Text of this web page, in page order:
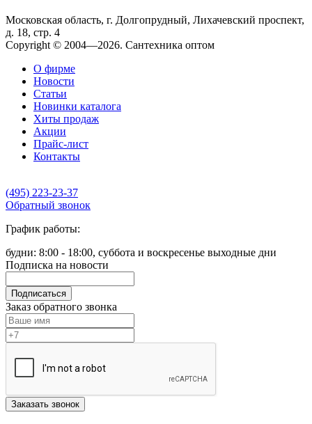
Московская область, г. Долгопрудный, Лихачевский проспект,
д. 18, стр. 4
Copyright © 2004—2026. Сантехника оптом
О фирме
Новости
Статьи
Новинки каталога
Хиты продаж
Акции
Прайс-лист
Контакты
(495) 223-23-37
Обратный звонок
График работы:
будни: 8:00 - 18:00, суббота и воскресенье выходные дни
Подписка на новости
Подписаться
Заказ обратного звонка
Заказать звонок